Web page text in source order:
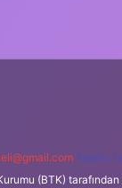
Teams:
(BTK)